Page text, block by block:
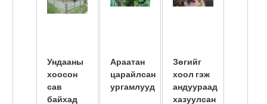
Ундааны
хоосон
сав
байхад
Араатан
царайлсан
ургамлууд
Зөгийг
хоол гэж
андуураад
хазуулсан